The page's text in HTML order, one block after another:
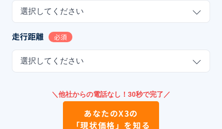
選択してください
走行距離 必須
選択してください
＼他社からの電話なし！30秒で完了／
あなたのX3の
「現状価格」を知る